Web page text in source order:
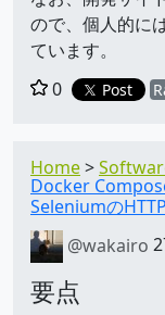
ので、個人的に
ています。
0
Post
Home
Docker
Seleniumの
@wakairo
要点